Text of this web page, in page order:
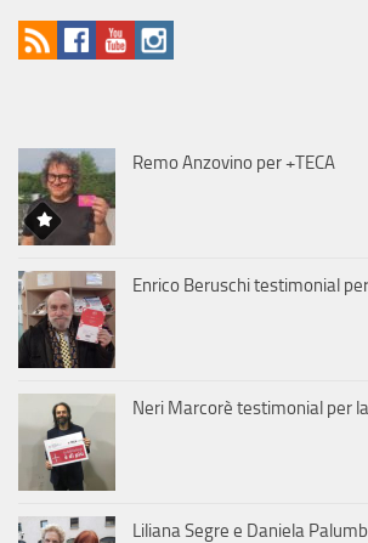
Remo Anzovino per +TECA
Enrico Beruschi testimonial
Neri Marcorè testimonial per
Liliana Segre e Daniela